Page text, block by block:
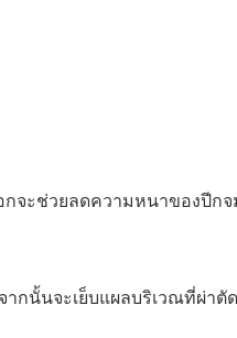
จะช่วยลดความหนาของปีกจ
กนั้นจะเย็บแผลบริเวณที่ผ่าตั